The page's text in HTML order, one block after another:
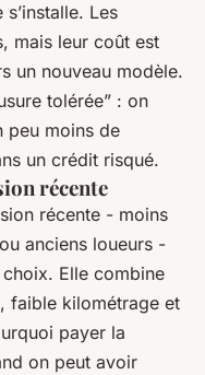
Les
mais leur coût est
un nouveau modèle.
tolérée” : on
peu moins de
un crédit risqué.
récente
récente - moins
anciens loueurs -
Elle combine
faible kilométrage et
payer la
on peut avoir